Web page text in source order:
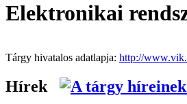
Elektronikai
Tárgy hivatalos adatlapja: http://
Hírek